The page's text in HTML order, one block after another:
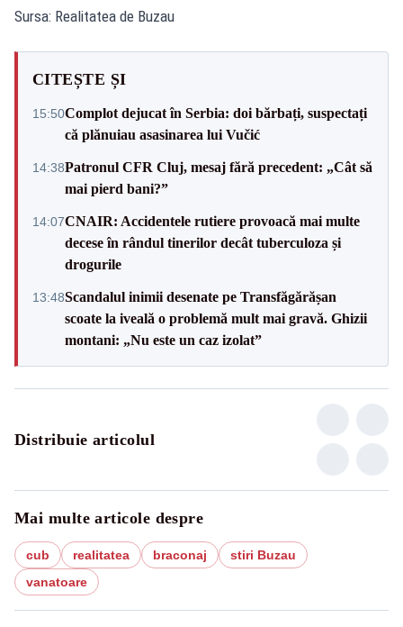
Sursa: Realitatea de Buzau
CITEȘTE ȘI
15:50Complot dejucat în Serbia: doi bărbați, suspectați
că plănuiau asasinarea lui Vučić
14:38Patronul CFR Cluj, mesaj fără precedent: „Cât să
mai pierd bani?”
14:07CNAIR: Accidentele rutiere provoacă mai multe
decese în rândul tinerilor decât tuberculoza și
drogurile
13:48Scandalul inimii desenate pe Transfăgărășan
scoate la iveală o problemă mult mai gravă. Ghizii
montani: „Nu este un caz izolat”
Distribuie articolul
Mai multe articole despre
cub realitatea braconaj
stiri Buzau
vanatoare